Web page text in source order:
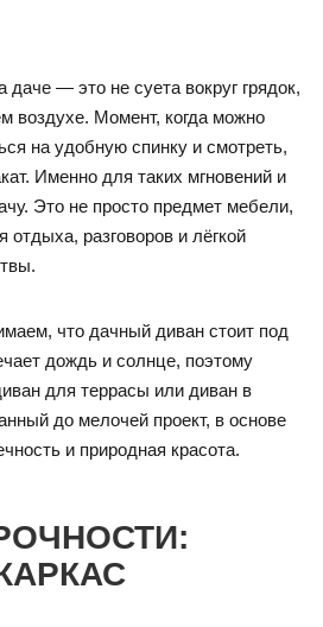
— это не суета вокруг грядок,
воздухе. Момент, когда можно
на удобную спинку и смотреть,
Именно для таких мгновений и
Это не просто предмет мебели,
отдыха, разговоров и лёгкой
что дачный диван стоит под
дождь и солнце, поэтому
для террасы или диван в
до мелочей проект, в основе
и природная красота.